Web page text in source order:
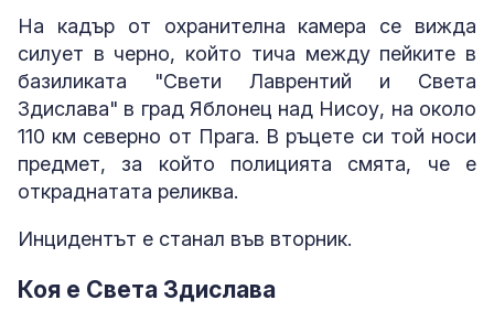
На кадър от охранителна камера се вижда
силует в черно, който тича между пейките в
базиликата "Свети Лаврентий и Света
Здислава" в град Яблонец над Нисоу, на около
110 км северно от Прага. В ръцете си той носи
предмет, за който полицията смята, че е
откраднатата реликва.
Инцидентът е станал във вторник.
Коя е Света Здислава